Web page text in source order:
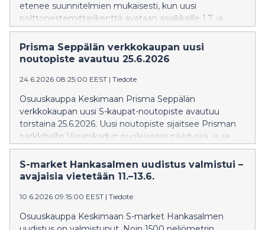
etenee suunnitelmien mukaisesti, kun uusi
polttonestemittarikenttä avataan asiakkaille 1.7. ja
ABC-suurteholatausasema avataan heinäkuun aikana.
ABC Keljonkankaan liikennemyymälä palvelee
asiakkaita normaalisti koko kesän ajan.
Prisma Seppälän verkkokaupan uusi
noutopiste avautuu 25.6.2026
24.6.2026 08:25:00 EEST | Tiedote
Osuuskauppa Keskimaan Prisma Seppälän
verkkokaupan uusi S-kaupat-noutopiste avautuu
torstaina 25.6.2026. Uusi noutopiste sijaitsee Prisman
parkkihallin Vasarakadun puoleisessa päädyssä, ja se
tekee verkko-ostosten noutamisesta entistä
sujuvampaa kaikissa sääolosuhteissa. Samalla
noutokapasiteetti kasvaa ja myös Prisma.fi:n
S-market Hankasalmen uudistus valmistui –
avajaisia vietetään 11.–13.6.
10.6.2026 09:15:00 EEST | Tiedote
Osuuskauppa Keskimaan S-market Hankasalmen